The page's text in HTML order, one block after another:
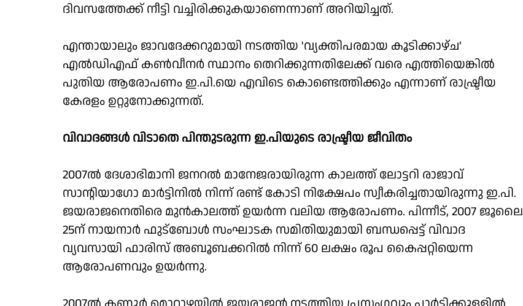
ദിവസത്തേക്ക് നീട്ടി വച്ചിരിക്കുകയാണെന്നാണ് അറിയിച്ചത്.
എന്തായാലും ജാവദേക്കറുമായി നടത്തിയ 'വ്യക്തിപരമായ കൂടിക്കാഴ്ച'
എല്‍ഡിഎഫ് കണ്‍വീനര്‍ സ്ഥാനം തെറിക്കുന്നതിലേക്ക് വരെ എത്തിയെങ്കില്‍
പുതിയ ആരോപണം ഇ.പി.യെ എവിടെ കൊണ്ടെത്തിക്കും എന്നാണ് രാഷ്ട്രീയ
കേരളം ഉറ്റുനോക്കുന്നത്.
വിവാദങ്ങള്‍ വിടാതെ പിന്തുടരുന്ന ഇ.പിയുടെ രാഷ്ട്രീയ ജീവിതം
2007ല്‍ ദേശാഭിമാനി ജനറല്‍ മാനേജരായിരുന്ന കാലത്ത് ലോട്ടറി രാജാവ്
സാന്റിയാഗോ മാര്‍ട്ടിനില്‍ നിന്ന് രണ്ട് കോടി നിക്ഷേപം സ്വീകരിച്ചതായിരുന്നു ഇ.പി.
ജയരാജനെതിരെ മുന്‍കാലത്ത് ഉയര്‍ന്ന വലിയ ആരോപണം. പിന്നീട്, 2007 ജൂലൈ
25ന് നായനാര്‍ ഫുട്‌ബോള്‍ സംഘാടക സമിതിയുമായി ബന്ധപ്പെട്ട് വിവാദ
വ്യവസായി ഫാരിസ് അബൂബക്കറില്‍ നിന്ന് 60 ലക്ഷം രൂപ കൈപ്പറ്റിയെന്ന
ആരോപണവും ഉയര്‍ന്നു.